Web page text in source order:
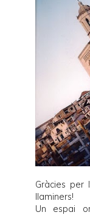
Gràcies per
llaminers!
Un espai